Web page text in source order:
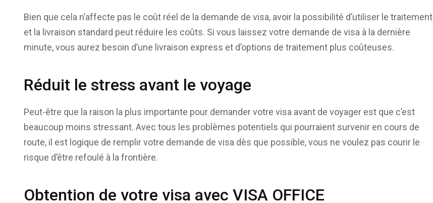
Bien que cela n’affecte pas le coût réel de la demande de visa, avoir la possibilité d’utiliser le traitement
et la livraison standard peut réduire les coûts. Si vous laissez votre demande de visa à la dernière
minute, vous aurez besoin d’une livraison express et d’options de traitement plus coûteuses.
Réduit le stress avant le voyage
Peut-être que la raison la plus importante pour demander votre visa avant de voyager est que c’est
beaucoup moins stressant. Avec tous les problèmes potentiels qui pourraient survenir en cours de
route, il est logique de remplir votre demande de visa dès que possible, vous ne voulez pas courir le
risque d’être refoulé à la frontière.
Obtention de votre visa avec VISA OFFICE